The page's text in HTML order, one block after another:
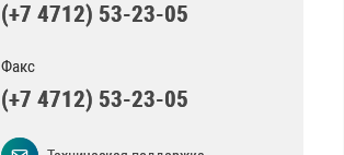
(+7 4712) 53-23-05
Факс
(+7 4712) 53-23-05